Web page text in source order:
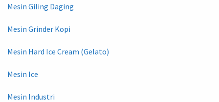
Mesin Giling Daging
Mesin Grinder Kopi
Mesin Hard Ice Cream (Gelato)
Mesin Ice
Mesin Industri